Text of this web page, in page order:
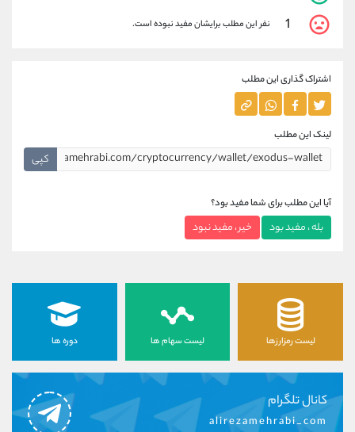
1 نفر این مطلب برایشان مفید نبوده است.
اشتراک گذاری این مطلب
لینک این مطلب
کپی
آیا این مطلب برای شما مفید بود؟
بله ، مفید بود خیر ، مفید نبود
لیست رمزارزها لیست سهام ها دوره ها
کانال تلگرام
alirezamehrabi_com